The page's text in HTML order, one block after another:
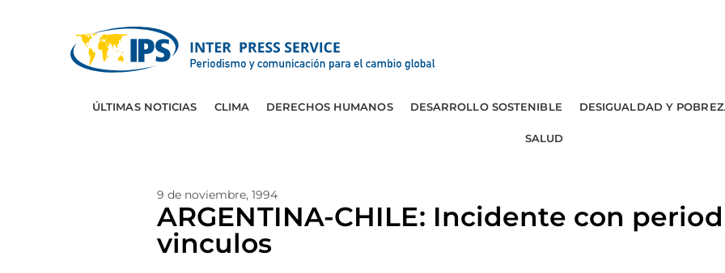
ÚLTIMAS NOTICIAS CLIMA DERECHOS HUMANOS DESARROLLO SOSTENIBLE DESIGUALDAD Y
SALUD
9 de noviembre, 1994
ARGENTINA-CHILE: Incidente con
vinculos